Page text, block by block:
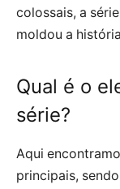
colossais, a
moldou a
Qual é o
série?
Aqui
principais,